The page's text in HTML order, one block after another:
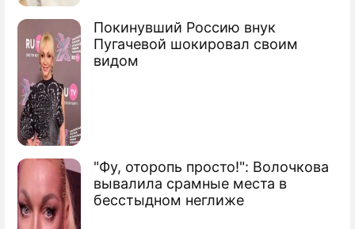
Покинувший Россию внук
Пугачевой шокировал своим
видом
"Фу, оторопь просто!": Волочкова
вывалила срамные места в
бесстыдном неглиже
Меган Фокс
актриса, модель